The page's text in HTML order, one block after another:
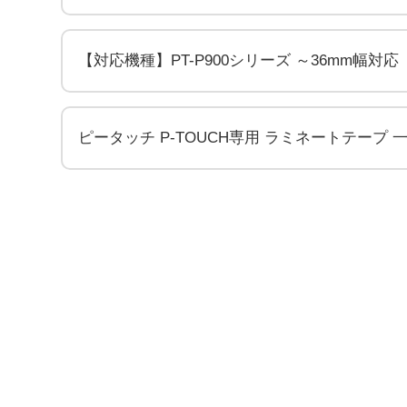
【対応機種】PT-P900シリーズ ～36mm幅対応
ピータッチ P-TOUCH専用 ラミネートテープ